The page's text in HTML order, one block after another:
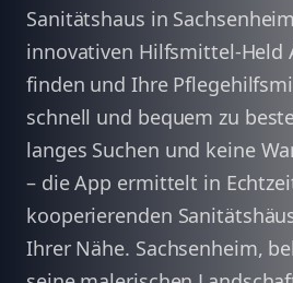
Sanitätshaus in
innovativen Hilfsmittel-Held
finden und Ihre
schnell und bequem zu
langes Suchen und keine
– die App ermittelt in
kooperierenden
Ihrer Nähe. Sachsenheim,